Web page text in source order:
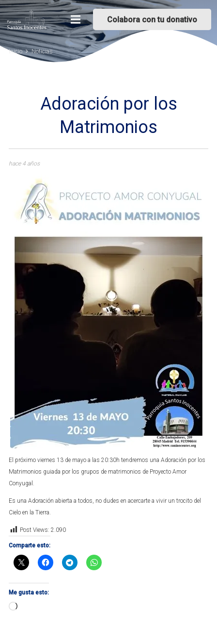
Colabora con tu donativo
Inicio Noticias
Adoración por los
Matrimonios
hace 4 años
El próximo viernes 13 de mayo a las 20:30h tendremos una Adoración por los
Matrimonios guiada por los grupos de matrimonios de Proyecto Amor
Conyugal.
Es una Adoración abierta a todos, no dudes en acercarte a vivir un trocito del
Cielo en la Tierra.
Post Views: 2.090
Comparte esto:
Me gusta esto:
Cargando...